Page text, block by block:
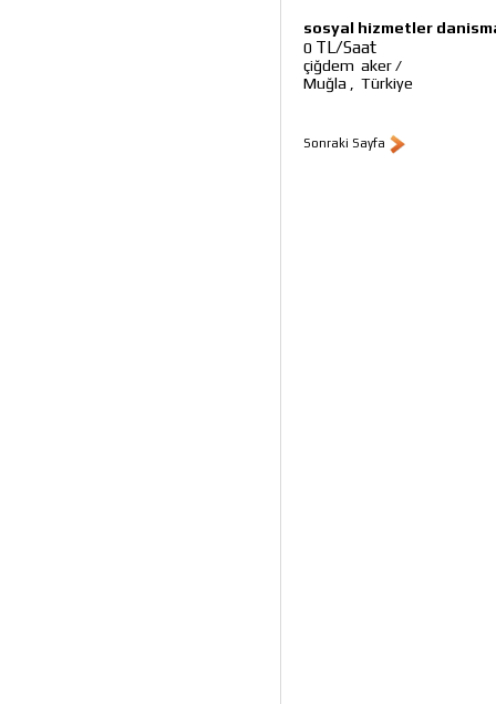
sosyal hizmetler
0 TL/Saat
çiğdem aker/
Muğla
Türkiye
Sonraki Sayfa